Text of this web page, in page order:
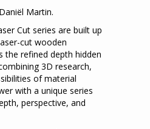
Martin.
Cut series are built up
cut wooden
the refined depth hidden
3D research,
of material
with a unique series
perspective, and